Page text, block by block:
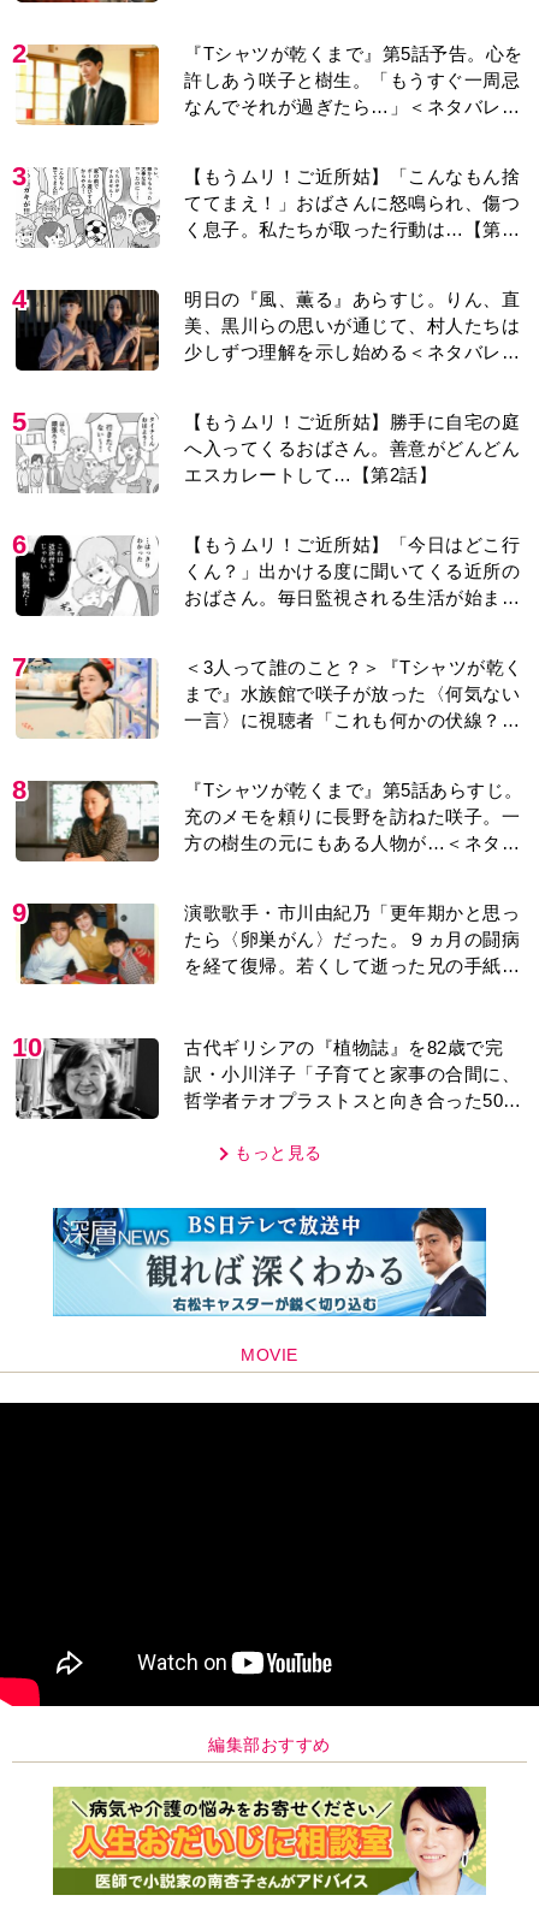
2
『Tシャツが乾くまで』第5話予告。心を
許しあう咲子と樹生。「もうすぐ一周忌
なんでそれが過ぎたら…」＜ネタバレあ
3
【もうムリ！ご近所姑】「こんなもん捨
ててまえ！」おばさんに怒鳴られ、傷つ
く息子。私たちが取った行動は…【第3
4
明日の『風、薫る』あらすじ。りん、直
美、黒川らの思いが通じて、村人たちは
少しずつ理解を示し始める＜ネタバレあ
5
【もうムリ！ご近所姑】勝手に自宅の庭
へ入ってくるおばさん。善意がどんどん
エスカレートして…【第2話】
6
【もうムリ！ご近所姑】「今日はどこ行
くん？」出かける度に聞いてくる近所の
おばさん。毎日監視される生活が始ま
7
＜3人って誰のこと？＞『Tシャツが乾く
まで』水族館で咲子が放った〈何気ない
一言〉に視聴者「これも何かの伏線？」
8
『Tシャツが乾くまで』第5話あらすじ。
充のメモを頼りに長野を訪ねた咲子。一
方の樹生の元にもある人物が…＜ネタバ
9
演歌歌手・市川由紀乃「更年期かと思っ
たら〈卵巣がん〉だった。９ヵ月の闘病
を経て復帰。若くして逝った兄の手紙を
10
古代ギリシアの『植物誌』を82歳で完
訳・小川洋子「子育てと家事の合間に、
哲学者テオプラストスと向き合った50
もっと見る
MOVIE
編集部おすすめ